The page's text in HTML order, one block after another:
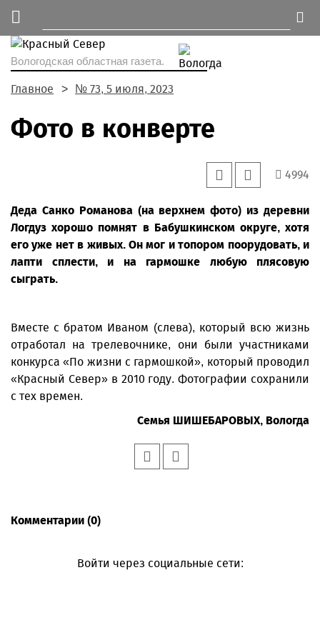
Вологодская областная газета.
Главное № 73, 5 июля, 2023
Фото в конверте
4994
Деда Санко Романова (на верхнем фото) из деревни
Логдуз хорошо помнят в Бабушкинском округе, хотя
его уже нет в живых. Он мог и топором поорудовать, и
лапти сплести, и на гармошке любую плясовую
сыграть.
Вместе с братом Иваном (слева), который всю жизнь
отработал на трелевочнике, они были участниками
конкурса «По жизни с гармошкой», который проводил
«Красный Север» в 2010 году. Фотографии сохранили
с тех времен.
Семья ШИШЕБАРОВЫХ, Вологда
Комментарии (0)
Войти через социальные сети: